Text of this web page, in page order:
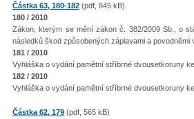
Částka 63, 180-182 (pdf, 845 kB)
180 / 2010
Zákon, kterým se mění zákon č. 382/2009 Sb., o
následků škod způsobených záplavami a povodněmi
181 / 2010
Vyhláška o vydání pamětní stříbrné dvousetkoruny
182 / 2010
Vyhláška o vydání pamětní stříbrné dvousetkoruny
Částka 62, 179 (pdf, 565 kB)